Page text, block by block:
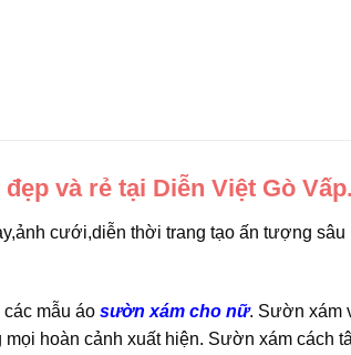
và rẻ tại Diễn Việt Gò Vấp.
cưới,diễn thời trang tạo ấn tượng sâu
mẫu áo sườn xám cho nữ. Sườn xám
hoàn cảnh xuất hiện. Sườn xám cách